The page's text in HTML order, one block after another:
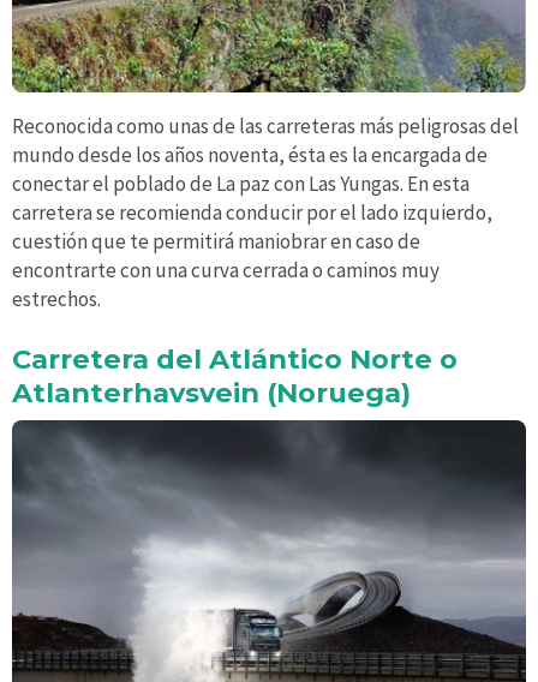
Reconocida como unas de las carreteras más peligrosas del
mundo desde los años noventa, ésta es la encargada de
conectar el poblado de La paz con Las Yungas. En esta
carretera se recomienda conducir por el lado izquierdo,
cuestión que te permitirá maniobrar en caso de
encontrarte con una curva cerrada o caminos muy
estrechos.
Carretera del Atlántico Norte o
Atlanterhavsvein (Noruega)